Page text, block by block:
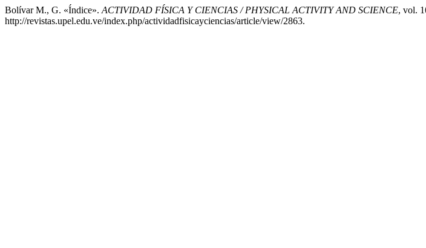
Bolívar M., G. «Índice». ACTIVIDAD FÍSICA Y CIENCIAS / PHYSICAL ACTIVITY AND SCIENCE, vol.
http://revistas.upel.edu.ve/index.php/actividadfisicayciencias/article/view/2863.